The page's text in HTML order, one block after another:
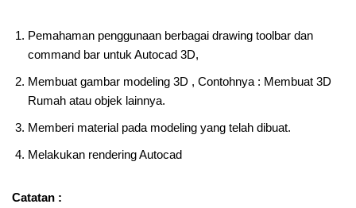
Pemahaman penggunaan berbagai drawing toolbar dan
command bar untuk Autocad 3D,
Membuat gambar modeling 3D , Contohnya : Membuat 3D
Rumah atau objek lainnya.
Memberi material pada modeling yang telah dibuat.
Melakukan rendering Autocad
Catatan :